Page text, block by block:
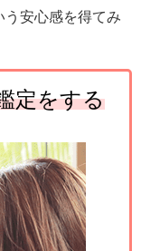
う安心感を得てみ
定をする